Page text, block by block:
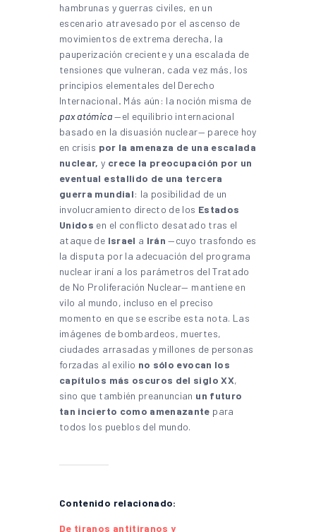
hambrunas y guerras civiles, en un
escenario atravesado por el ascenso de
movimientos de extrema derecha, la
pauperización creciente y una escalada de
tensiones que vulneran, cada vez más, los
principios elementales del Derecho
Internacional. Más aún: la noción misma de
pax atómica—el equilibrio internacional
basado en la disuasión nuclear— parece hoy
en crisis por la amenaza de una escalada
nuclear, y crece la preocupación por un
eventual estallido de una tercera
guerra mundial: la posibilidad de un
involucramiento directo de los Estados
Unidos en el conflicto desatado tras el
ataque de Israel a Irán —cuyo trasfondo es
la disputa por la adecuación del programa
nuclear iraní a los parámetros del Tratado
de No Proliferación Nuclear— mantiene en
vilo al mundo, incluso en el preciso
momento en que se escribe esta nota. Las
imágenes de bombardeos, muertes,
ciudades arrasadas y millones de personas
forzadas al exilio no sólo evocan los
capítulos más oscuros del siglo XX,
sino que también preanuncian un futuro
tan incierto como amenazante para
todos los pueblos del mundo.
Contenido relacionado:
De tiranos antitiranos y